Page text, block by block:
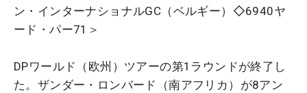
ン・インターナショナルGC（ベルギー）◇6940ヤ
ード・パー71＞
DPワールド（欧州）ツアーの第1ラウンドが終了し
た。ザンダー・ロンバード（南アフリカ）が8アン